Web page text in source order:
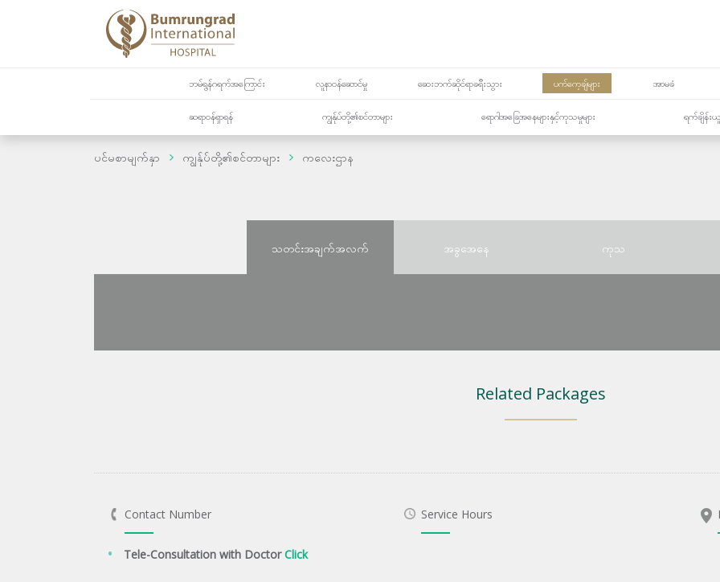
ဘမ်ရွန်ဂရက်အကြောင်း လူနာဝန်ဆောင်မှု ဆေးဘက်ဆိုင်ရာခရီးသွား ပက်ကေ့ချ်များ အာမခံ
ဆရာဝန်ရှာရန် ကျွန်ုပ်တို့၏စင်တာများ ရောဂါအခြေအနေများနှင့်ကုသမှုများ ရက်ချိန်း
ပင်မစာမျက်နှာ ကျွန်ုပ်တို့၏စင်တာများ ကလေးဌာန
သတင်းအချက်အလက် အခွအေနေ ကုသ
Related Packages
Contact Number
Tele-Consultation with DoctorClick
Service Hours